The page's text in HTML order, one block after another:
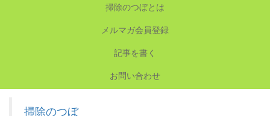
掃除のつぼとは
メルマガ会員登録
記事を書く
お問い合わせ
掃除のつぼ